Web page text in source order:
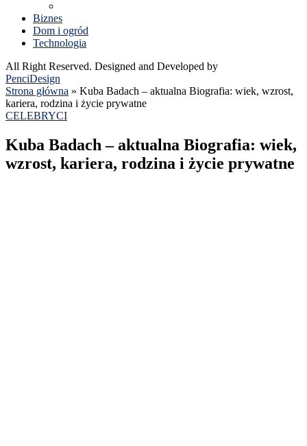
Biznes
Dom i ogród
Technologia
All Right Reserved. Designed and Developed by
PenciDesign
Strona główna » Kuba Badach – aktualna Biografia: wiek, wzrost,
kariera, rodzina i życie prywatne
CELEBRYCI
Kuba Badach – aktualna Biografia: wiek,
wzrost, kariera, rodzina i życie prywatne